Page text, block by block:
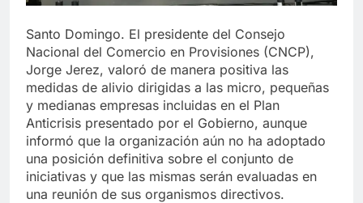
Santo Domingo. El presidente del Consejo
Nacional del Comercio en Provisiones (CNCP),
Jorge Jerez, valoró de manera positiva las
medidas de alivio dirigidas a las micro, pequeñas
y medianas empresas incluidas en el Plan
Anticrisis presentado por el Gobierno, aunque
informó que la organización aún no ha adoptado
una posición definitiva sobre el conjunto de
iniciativas y que las mismas serán evaluadas en
una reunión de sus organismos directivos.